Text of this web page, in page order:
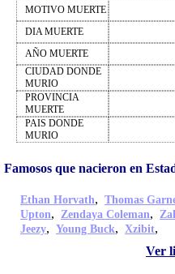
MOTIVO MUERTE
DIA MUERTE
AÑO MUERTE
CIUDAD DONDE
MURIO
PROVINCIA
MUERTE
PAIS DONDE
MURIO
Famosos que nacieron en
Ethan Horvath, Thomas
Upton, Zendaya Coleman,
Jeezy, Young Buck, Xzibit,
Ver